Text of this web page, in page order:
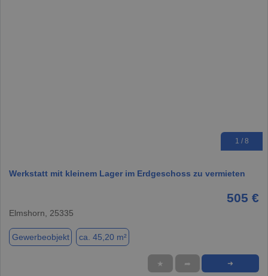
1 / 8
Werkstatt mit kleinem Lager im Erdgeschoss zu vermieten
505 €
Elmshorn, 25335
Gewerbeobjekt ca. 45,20 m²
★ ➦ ➜